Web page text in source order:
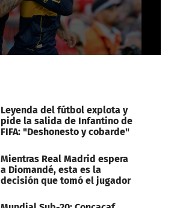
Leyenda del fútbol explota y
pide la salida de Infantino de
FIFA: "Deshonesto y cobarde"
Mientras Real Madrid espera
a Diomandé, esta es la
decisión que tomó el jugador